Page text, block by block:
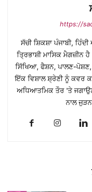
https://
ਸੱਚੀ ਸ਼ਿਕਸ਼ਾ ਪੰਜਾਬੀ,
ਤ੍ਰਿਭਾਸ਼ੀ ਮਾਸਿਕ
ਸਿੱਖਿਆ, ਫੈਸ਼ਨ, ਪਾਲਣ-
ਇੱਕ ਵਿਸ਼ਾਲ ਸ਼੍ਰੇਣੀ ਨੂੰ ਕਵਰ
ਅਧਿਆਤਮਿਕ ਤੌਰ 'ਤੇ
ਨਾਲ